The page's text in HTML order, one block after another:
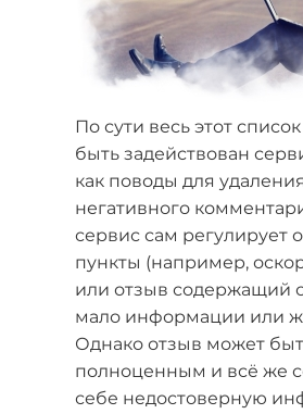
По сути весь этот
быть задействован
как поводы для удаления
негативного
сервис сам регулирует
пункты (например,
или отзыв содержащий
мало информации или
Однако отзыв может
полноценным и всё же
себе недостоверную